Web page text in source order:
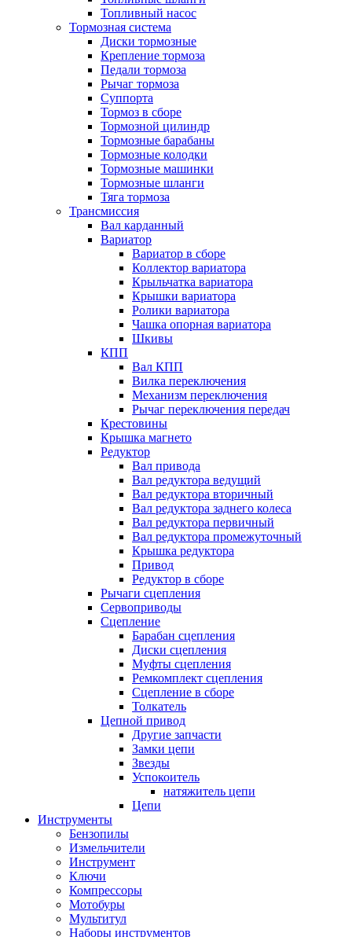
Топливный насос
Тормозная система
Диски тормозные
Крепление тормоза
Педали тормоза
Рычаг тормоза
Суппорта
Тормоз в сборе
Тормозной цилиндр
Тормозные барабаны
Тормозные колодки
Тормозные машинки
Тормозные шланги
Тяга тормоза
Трансмиссия
Вал карданный
Вариатор
Вариатор в сборе
Коллектор вариатора
Крыльчатка вариатора
Крышки вариатора
Ролики вариатора
Чашка опорная вариатора
Шкивы
КПП
Вал КПП
Вилка переключения
Механизм переключения
Рычаг переключения передач
Крестовины
Крышка магнето
Редуктор
Вал привода
Вал редуктора ведущий
Вал редуктора вторичный
Вал редуктора заднего колеса
Вал редуктора первичный
Вал редуктора промежуточный
Крышка редуктора
Привод
Редуктор в сборе
Рычаги сцепления
Сервоприводы
Сцепление
Барабан сцепления
Диски сцепления
Муфты сцепления
Ремкомплект сцепления
Сцепление в сборе
Толкатель
Цепной привод
Другие запчасти
Замки цепи
Звезды
Успокоитель
натяжитель цепи
Цепи
Инструменты
Бензопилы
Измельчители
Инструмент
Ключи
Компрессоры
Мотобуры
Мультитул
Наборы инструментов